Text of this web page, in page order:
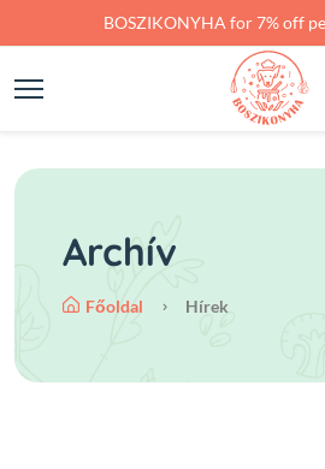
Skip to main contentBOSZIKONYHA for 7% off
Archív
Főoldal Hírek